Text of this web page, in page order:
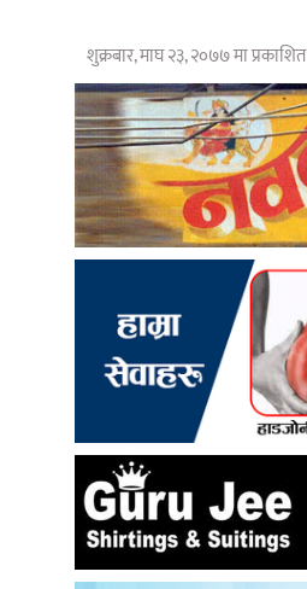
शुक्रबार, माघ २३, २०७७ मा प्रकाशित